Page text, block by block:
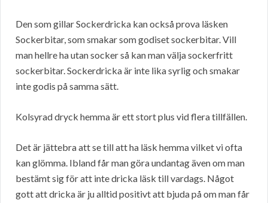
Den som gillar Sockerdricka kan också prova läsken
Sockerbitar, som smakar som godiset sockerbitar. Vill
man hellre ha utan socker så kan man välja sockerfritt
sockerbitar. Sockerdricka är inte lika syrlig och smakar
inte godis på samma sätt.
Kolsyrad dryck hemma är ett stort plus vid flera tillfällen.
Det är jättebra att se till att ha läsk hemma vilket vi ofta
kan glömma. Ibland får man göra undantag även om man
bestämt sig för att inte dricka läsk till vardags. Något
gott att dricka är ju alltid positivt att bjuda på om man får